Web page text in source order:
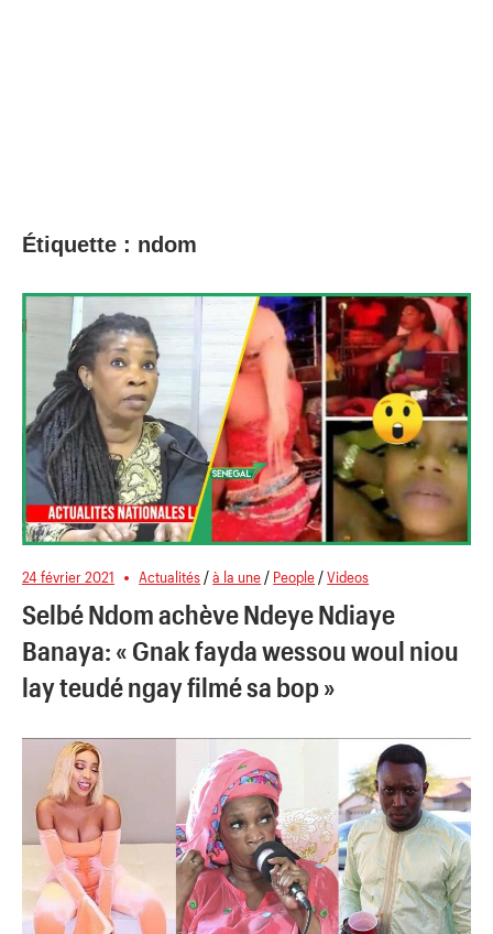
Étiquette : ndom
24 février 2021 Actualités /à la une / People /Videos
Selbé Ndom achève Ndeye Ndiaye
Banaya: « Gnak fayda wessou woul niou
lay teudé ngay filmé sa bop »